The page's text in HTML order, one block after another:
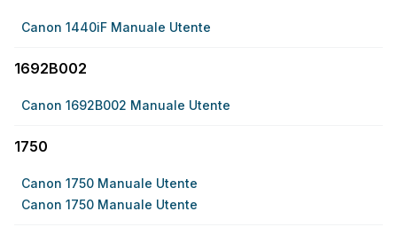
Canon 1440iF Manuale Utente
1692B002
Canon 1692B002 Manuale Utente
1750
Canon 1750 Manuale Utente
Canon 1750 Manuale Utente